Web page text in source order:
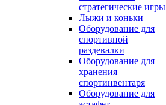
стратегические игры
Лыжи и коньки
Оборудование для
спортивной
раздевалки
Оборудование для
хранения
спортинвентаря
Оборудование для